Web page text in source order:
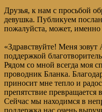
Друзья, к нам с просьбой
девушка. Публикуем
пожалуйста, может,
«Здравствуйте! Меня
поддержкой
Рядом со мной всегда моя
проводник Бланка.
приносит мне тепло и
препятствие превращается
Сейчас мы находимся в